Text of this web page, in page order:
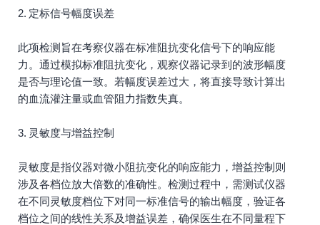
2. 定标信号幅度误差
此项检测旨在考察仪器在标准阻抗变化信号下的响应能
力。通过模拟标准阻抗变化，观察仪器记录到的波形幅度
是否与理论值一致。若幅度误差过大，将直接导致计算出
的血流灌注量或血管阻力指数失真。
3. 灵敏度与增益控制
灵敏度是指仪器对微小阻抗变化的响应能力，增益控制则
涉及各档位放大倍数的准确性。检测过程中，需测试仪器
在不同灵敏度档位下对同一标准信号的输出幅度，验证各
档位之间的线性关系及增益误差，确保医生在不同量程下